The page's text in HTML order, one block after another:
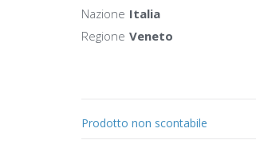
Nazione Italia
Regione Veneto
Prodotto non scontabile